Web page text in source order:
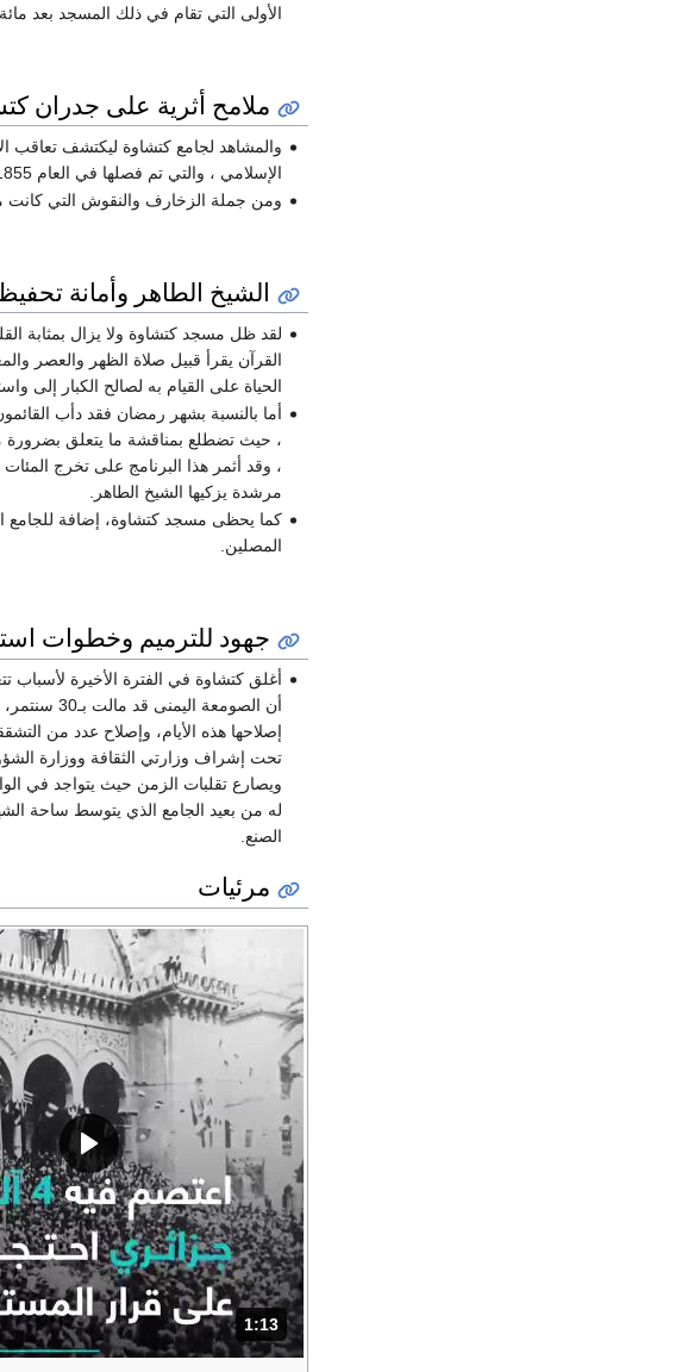
الأولى التي تقام في ذلك المسجد بعد
ملامح أثرية على جدران
والمشاهد لجامع كتشاوة ليكتشف تعاقب
الإسلامي ، والتي تم فصلها في العام 1855 حيث تم نقلها إلى متحف بفرنسا ، واستبدلت بنقوش أخرى تعكس الواقع الثقافي الديني الفرنسي .
ومن جملة الزخارف والنقوش التي كانت
الشيخ الطاهر وأمانة
لقد ظل مسجد كتشاوة ولا يزال بمثابة
القرآن يقرأ قبيل صلاة الظهر والعصر
الحياة على القيام به لصالح الكبار إلى
أما بالنسبة بشهر رمضان فقد دأب
، حيث تضطلع بمناقشة ما يتعلق بضرورة
، وقد أثمر هذا البرنامج على تخرج
مرشدة يزكيها الشيخ الطاهر.
كما يحظى مسجد كتشاوة، إضافة للجامع
المصلين.
جهود للترميم وخطوات
أغلق كتشاوة في الفترة الأخيرة لأسباب
أن
إصلاحها هذه الأيام، وإصلاح عدد من
تحت إشراف وزارتي الثقافة ووزارة
ويصارع تقلبات الزمن حيث يتواجد في
له من بعيد الجامع الذي يتوسط ساحة
الصنع.
مرئيات
المدة: دقائق و 13 ثواني.
1:13